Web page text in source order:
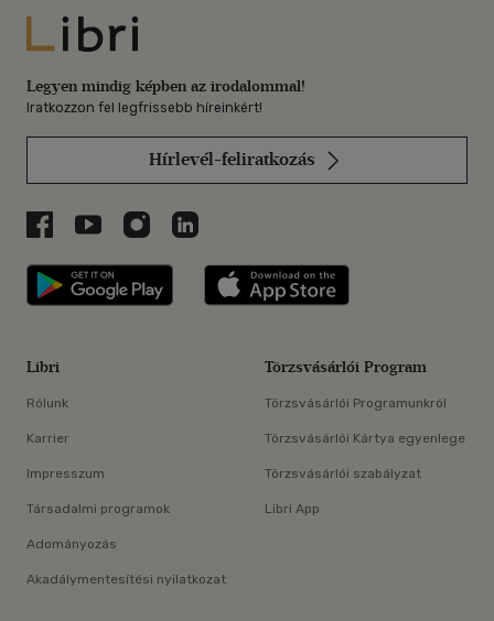
Libri
Legyen mindig képben az irodalommal!
Iratkozzon fel legfrissebb híreinkért!
Hírlevél-feliratkozás
Libri a Facebookon
Libri a Youtube-on
Libri az Instagramon
Libri a LinkedInen
Libri applikáció Szerezd meg: Google
Libri
Rólunk
Karrier
Impresszum
Társadalmi programok
Adományozás
Akadálymentesítési nyilatkozat
Törzsvásárlói Program
Törzsvásárlói Programunkról
Törzsvásárlói Kártya egyenlege
Törzsvásárlói szabályzat
Libri App